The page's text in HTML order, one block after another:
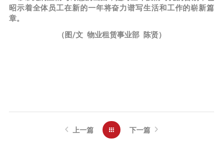
昭示着全体员工在新的一年将奋力谱写生活和工作的崭新篇
章。
（图/文 物业租赁事业部 陈贤）
上一篇 下一篇